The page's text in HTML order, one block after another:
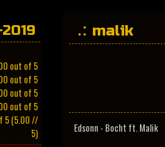
malik
Edsonn - Bocht ft. Malik
(5.00 //
5)